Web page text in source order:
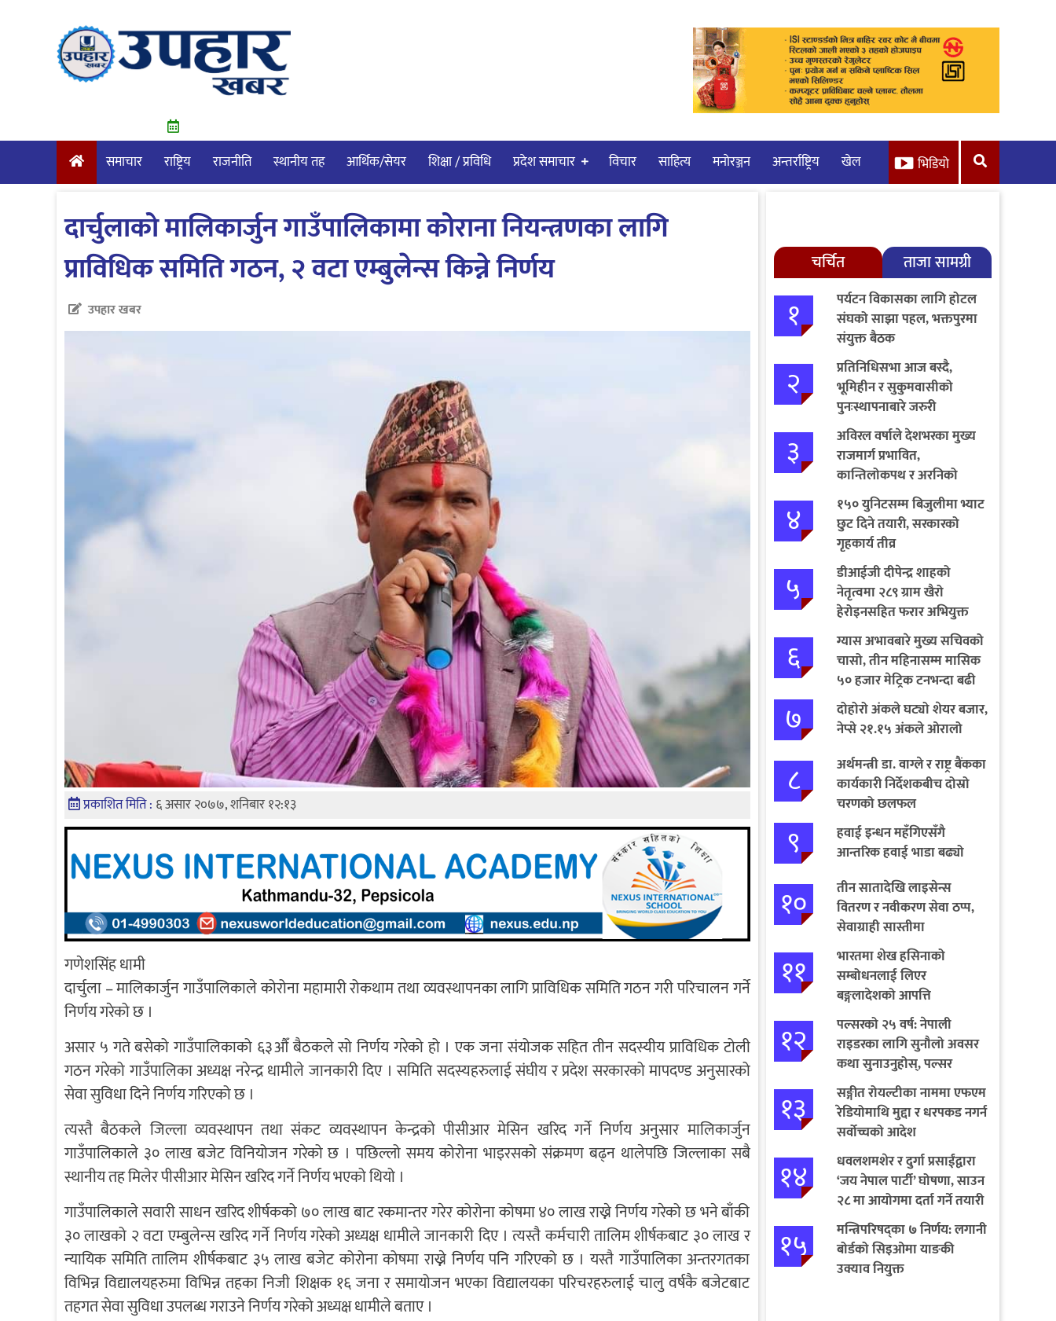
समाचार राष्ट्रिय राजनीति स्थानीय तह आर्थिक/सेयर शिक्षा / प्रविधि प्रदेश समाचार विचार साहित्य मनाेरञ्जन अन्तर्राष्ट्रिय खेल भिडियो
दार्चुलाको मालिकार्जुन गाउँपालिकामा कोराना नियन्त्रणका लागि
प्राविधिक समिति गठन, २ वटा एम्बुलेन्स किन्ने निर्णय
उपहार खबर
प्रकाशित मिति : ६ असार २०७७, शनिबार १२:१३
गणेशसिंह धामी
दार्चुला – मालिकार्जुन गाउँपालिकाले कोरोना महामारी रोकथाम तथा व्यवस्थापनका लागि प्राविधिक समिति गठन गरी परिचालन गर्ने
निर्णय गरेको छ ।
असार ५ गते बसेको गाउँपालिकाको ६३औँ बैठकले सो निर्णय गरेको हो । एक जना संयोजक सहित तीन सदस्यीय प्राविधिक टोली
गठन गरेको गाउँपालिका अध्यक्ष नरेन्द्र धामीले जानकारी दिए । समिति सदस्यहरुलाई संघीय र प्रदेश सरकारको मापदण्ड अनुसारको
सेवा सुविधा दिने निर्णय गरिएको छ ।
त्यस्तै बैठकले जिल्ला व्यवस्थापन तथा संकट व्यवस्थापन केन्द्रको पीसीआर मेसिन खरिद गर्ने निर्णय अनुसार मालिकार्जुन
गाउँपालिकाले ३० लाख बजेट विनियोजन गरेको छ । पछिल्लो समय कोरोना भाइरसको संक्रमण बढ्न थालेपछि जिल्लाका सबै
स्थानीय तह मिलेर पीसीआर मेसिन खरिद गर्ने निर्णय भएको थियो ।
गाउँपालिकाले सवारी साधन खरिद शीर्षकको ७० लाख बाट रकमान्तर गरेर कोरोना कोषमा ४० लाख राख्ने निर्णय गरेको छ भने बाँकी
३० लाखको २ वटा एम्बुलेन्स खरिद गर्ने निर्णय गरेको अध्यक्ष धामीले जानकारी दिए । त्यस्तै कर्मचारी तालिम शीर्षकबाट ३० लाख र
न्यायिक समिति तालिम शीर्षकबाट ३५ लाख बजेट कोरोना कोषमा राख्ने निर्णय पनि गरिएको छ । यस्तै गाउँपालिका अन्तरगतका
विभिन्न विद्यालयहरुमा विभिन्न तहका निजी शिक्षक १६ जना र समायोजन भएका विद्यालयका परिचरहरुलाई चालु वर्षकै बजेटबाट
तहगत सेवा सुविधा उपलब्ध गराउने निर्णय गरेको अध्यक्ष धामीले बताए ।
चर्चित ताजा सामग्री
१
पर्यटन विकासका लागि होटल
संघको साझा पहल, भक्तपुरमा
संयुक्त बैठक
२
प्रतिनिधिसभा आज बस्दै,
भूमिहीन र सुकुमवासीको
पुनःस्थापनाबारे जरुरी
प्रस्तावमाथि छलफल हुने
३
अविरल वर्षाले देशभरका मुख्य
राजमार्ग प्रभावित,
कान्तिलोकपथ र अरनिको
राजमार्ग पूर्ण अवरुद्ध
४
१५० युनिटसम्म बिजुलीमा भ्याट
छुट दिने तयारी, सरकारको
गृहकार्य तीव्र
५
डीआईजी दीपेन्द्र शाहको
नेतृत्वमा २८९ ग्राम खैरो
हेरोइनसहित फरार अभियुक्त
पक्राउ
६
ग्यास अभावबारे मुख्य सचिवको
चासो, तीन महिनासम्म मासिक
५० हजार मेट्रिक टनभन्दा बढी
आयात गर्ने निर्णय
७
दोहोरो अंकले घट्यो शेयर बजार,
नेप्से २१.१५ अंकले ओरालो
८
अर्थमन्त्री डा. वाग्ले र राष्ट्र बैंकका
कार्यकारी निर्देशकबीच दोस्रो
चरणको छलफल
९
हवाई इन्धन महँगिएसँगै
आन्तरिक हवाई भाडा बढ्यो
१०
तीन सातादेखि लाइसेन्स
वितरण र नवीकरण सेवा ठप्प,
सेवाग्राही सास्तीमा
११
भारतमा शेख हसिनाको
सम्बोधनलाई लिएर
बङ्गलादेशको आपत्ति
१२
पल्सरको २५ वर्ष: नेपाली
राइडरका लागि सुनौलो अवसर
कथा सुनाउनुहोस्, पल्सर
जित्नुहोस्
१३
सङ्गीत रोयल्टीका नाममा एफएम
रेडियोमाथि मुद्दा र धरपकड नगर्न
सर्वोच्चको आदेश
१४
धवलशमशेर र दुर्गा प्रसाईंद्वारा
‘जय नेपाल पार्टी’ घोषणा, साउन
२८ मा आयोगमा दर्ता गर्ने तयारी
१५
मन्त्रिपरिषद्का ७ निर्णय: लगानी
बोर्डको सिइओमा याङकी
उक्याव नियुक्त